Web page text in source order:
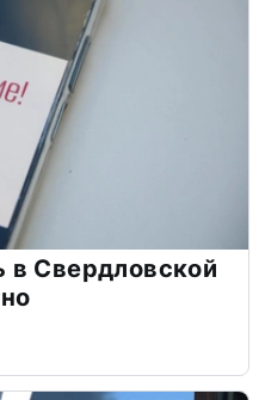
в Свердловской